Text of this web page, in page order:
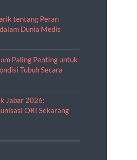
tentang Peran
Dunia Medis
Paling Penting untuk
Tubuh Secara
Jabar 2026:
ORI Sekarang